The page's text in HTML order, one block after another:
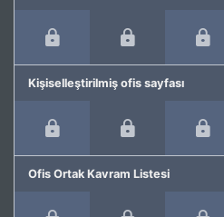
Kişiselleştirilmiş ofis sayfası
Ofis Ortak Kavram Listesi